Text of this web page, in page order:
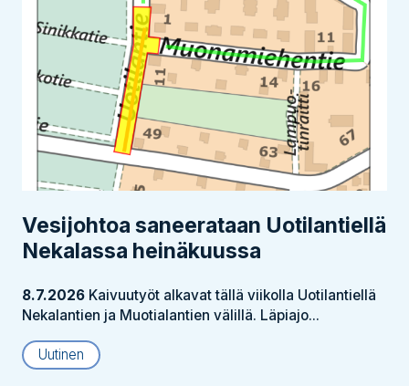
Vesijohtoa saneerataan Uotilantiellä
Nekalassa heinäkuussa
8.7.2026 Kaivuutyöt alkavat tällä viikolla Uotilantiellä
Nekalantien ja Muotialantien välillä. Läpiajo...
Uutinen